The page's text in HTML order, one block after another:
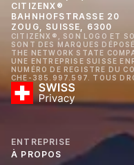
CITIZENX®
BAHNHOFSTRASSE 20
ZOUG, SUISSE, 6300
CITIZENX®, SON LOGO ET
SONT DES MARQUES
THE NETWORK STATE
UNE ENTREPRISE SUISSE
NUMÉRO DE REGISTRE DU
CHE-385.997.597. TOUS
ENTREPRISE
À PROPOS